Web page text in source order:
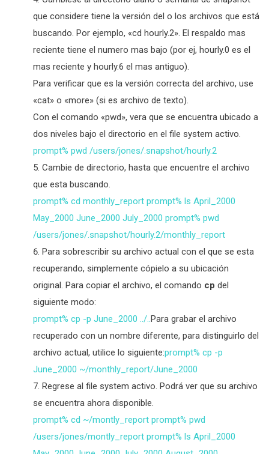
que considere tiene la versión del o los archivos que está
buscando. Por ejemplo, «cd hourly.2». El respaldo mas
reciente tiene el numero mas bajo (por ej, hourly.0 es el
mas reciente y hourly.6 el mas antiguo).
Para verificar que es la versión correcta del archivo, use
«cat» o «more» (si es archivo de texto).
Con el comando «pwd», vera que se encuentra ubicado a
dos niveles bajo el directorio en el file system activo.
prompt% pwd /users/jones/.snapshot/hourly.2
Cambie de directorio, hasta que encuentre el archivo
que esta buscando.
prompt% cd monthly_report prompt% ls April_2000
May_2000 June_2000 July_2000 prompt% pwd
/users/jones/.snapshot/hourly.2/monthly_report
Para sobrescribir su archivo actual con el que se esta
recuperando, simplemente cópielo a su ubicación
original. Para copiar el archivo, el comando cp del
siguiente modo:
prompt% cp -p June_2000 ../..Para grabar el archivo
recuperado con un nombre diferente, para distinguirlo del
archivo actual, utilice lo siguiente:prompt% cp -p
June_2000 ~/monthly_report/June_2000
Regrese al file system activo. Podrá ver que su archivo
se encuentra ahora disponible.
prompt% cd ~/montly_report prompt% pwd
/users/jones/montly_report prompt% ls April_2000